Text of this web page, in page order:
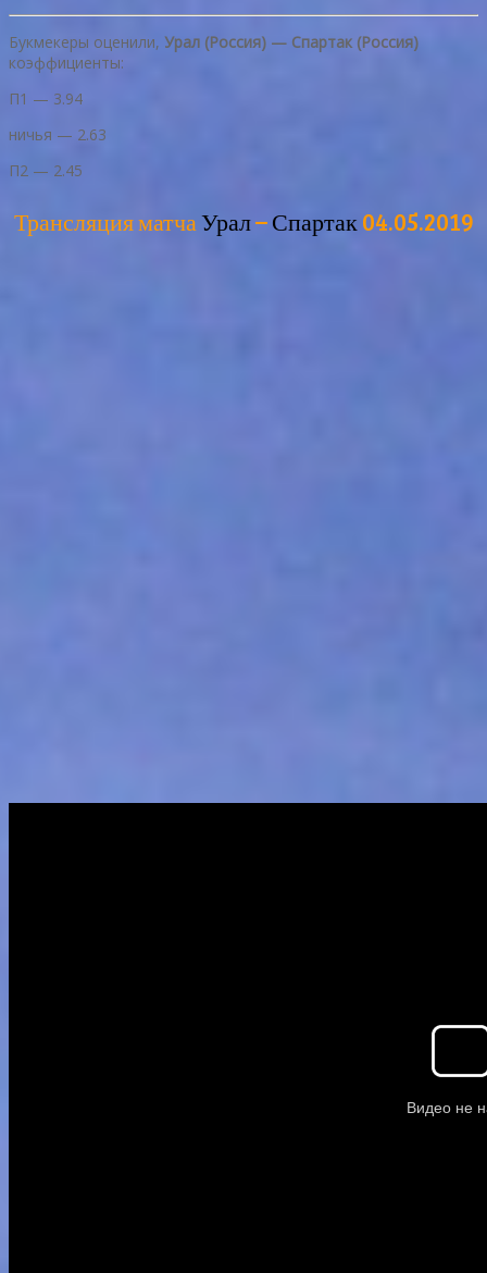
Букмекеры оценили, Урал (Россия) — Спартак (Россия)
коэффициенты:
П1 — 3.94
ничья — 2.63
П2 — 2.45
Трансляция матчаУрал–Спартак04.05.2019